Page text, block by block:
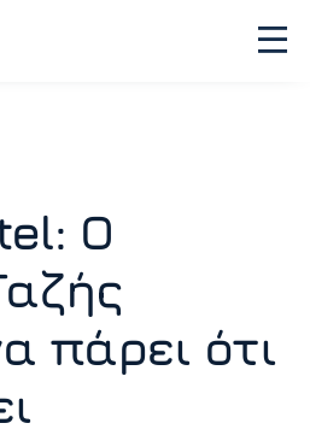
Ο
πάρει ότι